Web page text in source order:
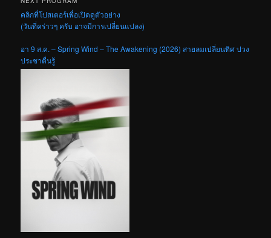
คลิกที่โปสเตอร์เพื่อเปิดดูตัวอย่าง
(วันที่คร่าวๆ ครับ อาจมีการเปลี่ยนแปลง)
อา 9 ส.ค. – Spring Wind – The Awakening (2026) สายลมเปลี่ยนทิศ ปวง
ประชาตื่นรู้